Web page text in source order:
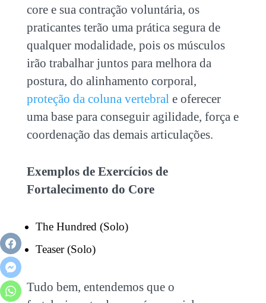
core e sua contração voluntária, os
praticantes terão uma prática segura de
qualquer modalidade, pois os músculos
irão trabalhar juntos para melhora da
postura, do alinhamento corporal,
proteção da coluna vertebrale oferecer
uma base para conseguir agilidade, força e
coordenação das demais articulações.
Exemplos de Exercícios de
Fortalecimento do Core
The Hundred (Solo)
Teaser (Solo)
Tudo bem, entendemos que o